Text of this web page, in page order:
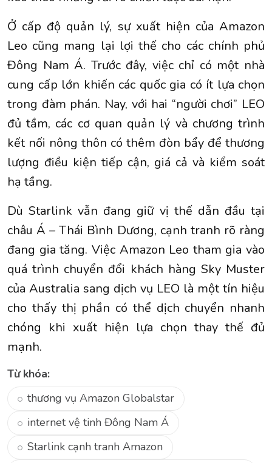
Ở cấp độ quản lý, sự xuất hiện của Amazon
Leo cũng mang lại lợi thế cho các chính phủ
Đông Nam Á. Trước đây, việc chỉ có một nhà
cung cấp lớn khiến các quốc gia có ít lựa chọn
trong đàm phán. Nay, với hai “người chơi” LEO
đủ tầm, các cơ quan quản lý và chương trình
kết nối nông thôn có thêm đòn bẩy để thương
lượng điều kiện tiếp cận, giá cả và kiểm soát
hạ tầng.
Dù Starlink vẫn đang giữ vị thế dẫn đầu tại
châu Á – Thái Bình Dương, cạnh tranh rõ ràng
đang gia tăng. Việc Amazon Leo tham gia vào
quá trình chuyển đổi khách hàng Sky Muster
của Australia sang dịch vụ LEO là một tín hiệu
cho thấy thị phần có thể dịch chuyển nhanh
chóng khi xuất hiện lựa chọn thay thế đủ
mạnh.
Từ khóa:
thương vụ Amazon Globalstar
internet vệ tinh Đông Nam Á
Starlink cạnh tranh Amazon